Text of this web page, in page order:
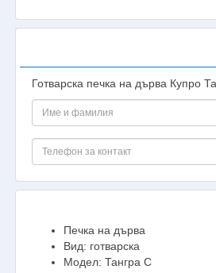
Готварска печка на дърва Купро
Печка на дърва
Вид: готварска
Модел: Тангра С